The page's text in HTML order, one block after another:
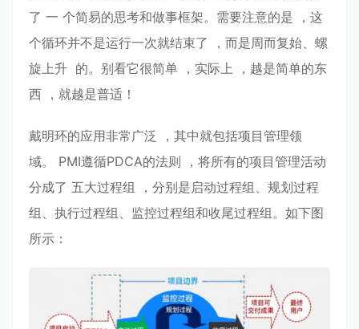
了 ⼀ 个简易的思考和做事框架。需要注意的是 ，这
个循环并不是运⾏⼀次就结束了 ，⽽是周⽽复始、螺
旋上升 的。别看它很简单 ，实际上 ，越是简单的东
西 ，就越是普适！
戴明环的应⽤⾮常⼴泛 ，其中就包括项⽬管理领
域。 PMI遵循PDCA的法则 ，将所有的项⽬管理活动
分成了 五⼤过程组 ，分别是启动过程组、规划过程
组、执⾏过程组、监控过程组和收尾过程组。如下图
所⽰：